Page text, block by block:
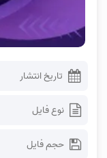
تاریخ انتشار
نوع فایل
حجم فایل